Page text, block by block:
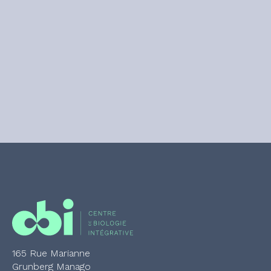
165 Rue Marianne
Grunberg Manago